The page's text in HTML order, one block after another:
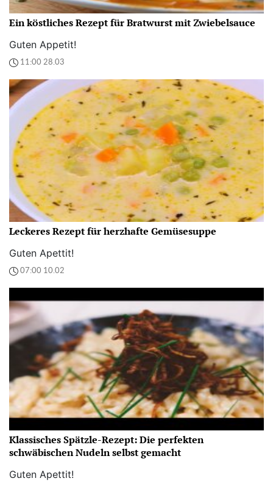
Ein köstliches Rezept für Bratwurst mit Zwiebelsauce
Guten Appetit!
11:00 28.03
Leckeres Rezept für herzhafte Gemüsesuppe
Guten Apettit!
07:00 10.02
Klassisches Spätzle-Rezept: Die perfekten
schwäbischen Nudeln selbst gemacht
Guten Apettit!